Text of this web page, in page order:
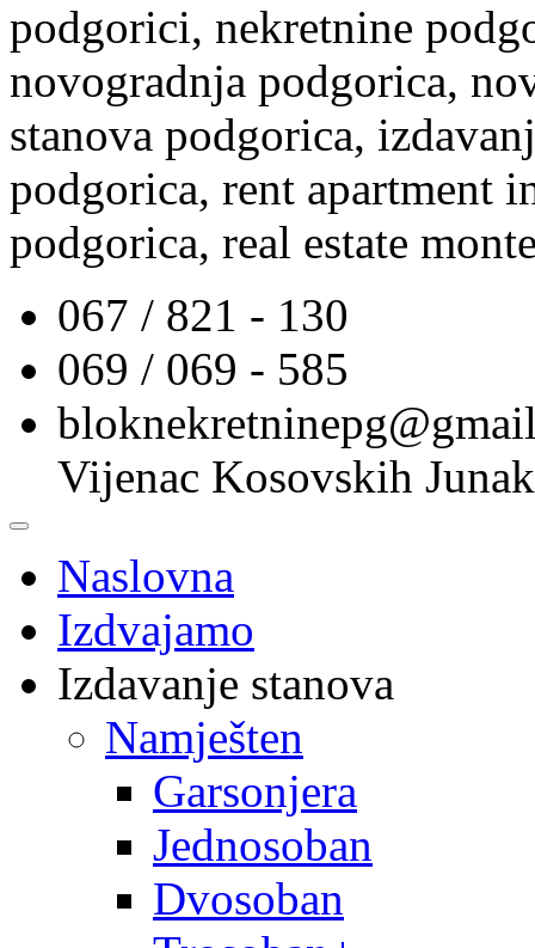
podgorici, nekretnine
novogradnja podgorica,
stanova podgorica,
podgorica, rent apartment
podgorica, real estate
067 / 821 - 130
069 / 069 - 585
Vijenac Kosovskih
Naslovna
Izdvajamo
Izdavanje stanova
Namješten
Garsonjera
Jednosoban
Dvosoban